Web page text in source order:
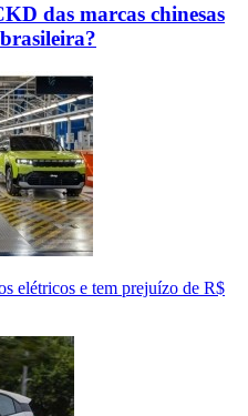
das marcas chinesas
elétricos e tem prejuízo de R$